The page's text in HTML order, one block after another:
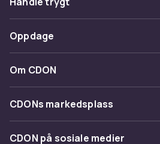
Spor pakke
Angre & returner her
Kontakt oss
Betaling
Levering
Tilbakekallinger
Oppdage
Kategorier
Varemerker
Om CDON
Om oss
Kundeanmeldelser
CDONs markedsplass
Merchant Help Center
CDON på sosiale medier